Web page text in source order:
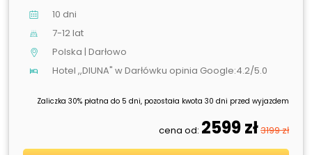
10 dni
7-12 lat
Polska | Darłowo
Hotel ,,DIUNA" w Darłówku opinia Google:4.2/5.0
Zaliczka 30% płatna do 5 dni, pozostała kwota 30 dni przed wyjazdem
cena od: 2599 zł3199 zł